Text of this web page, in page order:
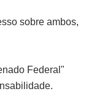
sobre ambos,
Federal"